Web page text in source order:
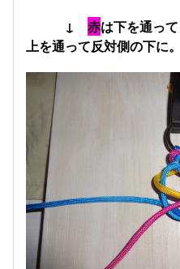
↓ 赤は下を通っ
上を通って反対側の下に。